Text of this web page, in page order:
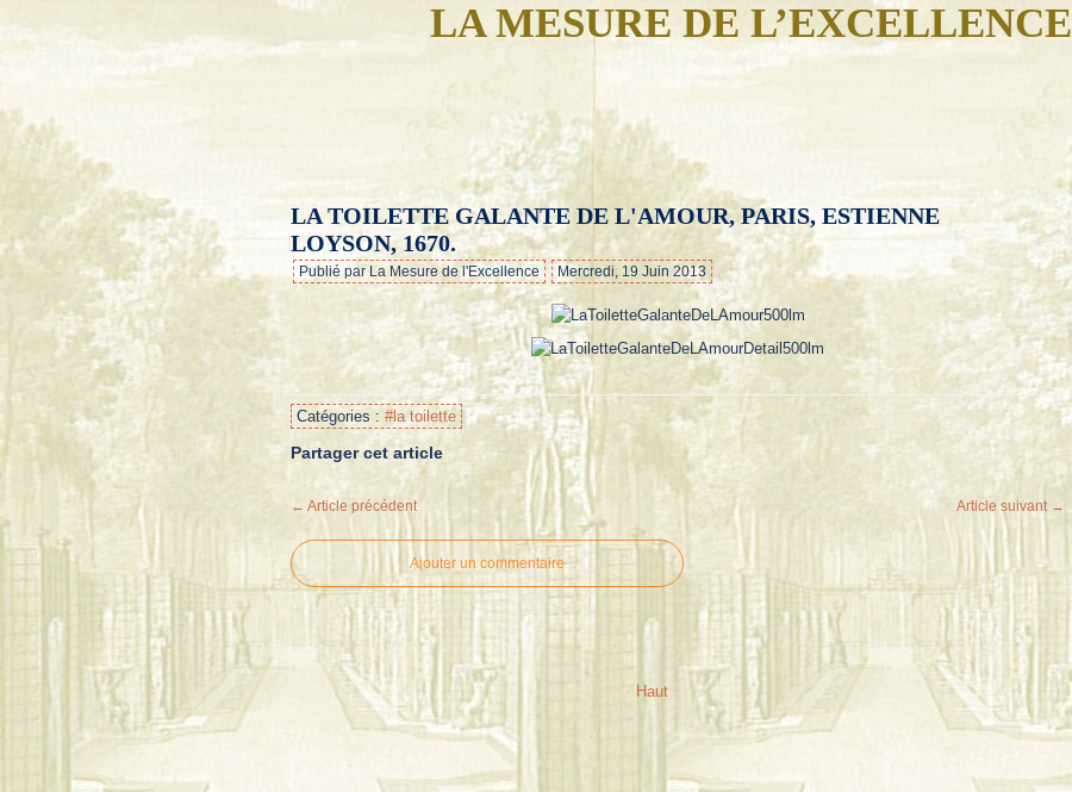
LA MESURE DE L’EXCELLENCE
…
LA TOILETTE GALANTE DE L'AMOUR, PARIS, ESTIENNE
LOYSON, 1670.
Publié par La Mesure de l'Excellence Mercredi, 19 Juin 2013
Catégories : #la toilette
Partager cet article
← Article précédent Article suivant →
Ajouter un commentaire
Haut